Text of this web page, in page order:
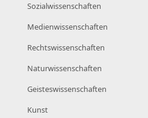
Sozialwissenschaften
Medienwissenschaften
Rechtswissenschaften
Naturwissenschaften
Geisteswissenschaften
Kunst